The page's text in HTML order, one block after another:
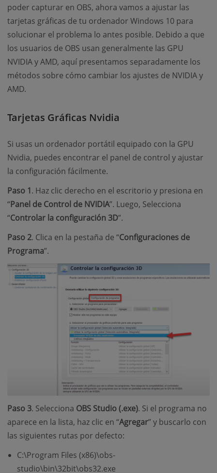
poder capturar en OBS, ahora vamos a ajustar las
tarjetas gráficas de tu ordenador Windows 10 para
solucionar el problema lo antes posible. Debido a que
los usuarios de OBS usan generalmente las GPU
NVIDIA y AMD, aquí presentamos separadamente los
métodos sobre cómo cambiar los ajustes de NVIDIA y
AMD.
Tarjetas Gráficas Nvidia
Si usas un ordenador portátil equipado con la GPU
Nvidia, puedes encontrar el panel de control y ajustar
la configuración fácilmente.
Paso 1. Haz clic derecho en el escritorio y presiona en
“Panel de Control de NVIDIA”. Luego, Selecciona
“Controlar la configuración 3D”.
Paso 2. Clica en la pestaña de “Configuraciones de
Programa”.
Paso 3. Selecciona OBS Studio (.exe). Si el programa no
aparece en la lista, haz clic en “Agregar” y buscarlo con
las siguientes rutas por defecto:
C:\Program Files (x86)\obs-
studio\bin\32bit\obs32.exe